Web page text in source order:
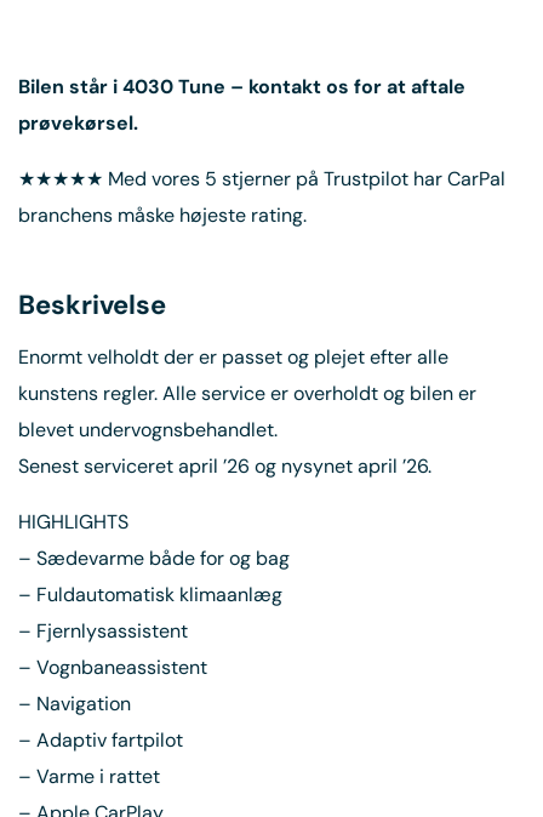
Bilen står i4030 Tune – kontakt os for at aftale
prøvekørsel.
★★★★★ Med vores 5 stjerner på Trustpilot har CarPal
branchens måske højeste rating.
Beskrivelse
Enormt velholdt der er passet og plejet efter alle
kunstens regler. Alle service er overholdt og bilen er
blevet undervognsbehandlet.
Senest serviceret april ’26 og nysynet april ’26.
HIGHLIGHTS
– Sædevarme både for og bag
– Fuldautomatisk klimaanlæg
– Fjernlysassistent
– Vognbaneassistent
– Navigation
– Adaptiv fartpilot
– Varme i rattet